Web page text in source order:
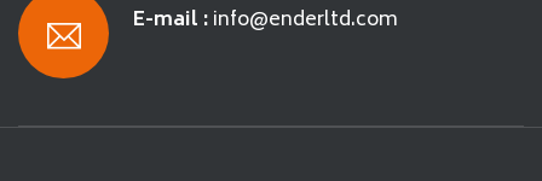
E-mail :info@enderltd.com